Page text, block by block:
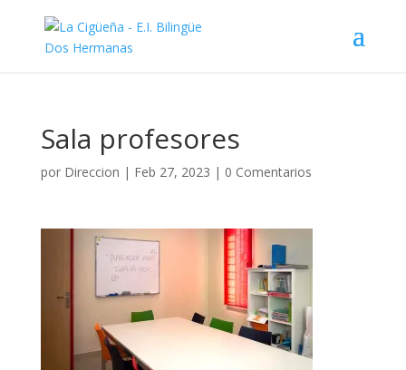
Sala profesores
por Direccion | Feb 27, 2023 | 0 Comentarios